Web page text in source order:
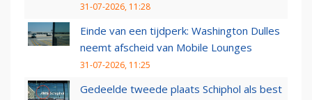
31-07-2026, 11:28
Einde van een tijdperk: Washington Dulles
neemt afscheid van Mobile Lounges
31-07-2026, 11:25
Gedeelde tweede plaats Schiphol als best